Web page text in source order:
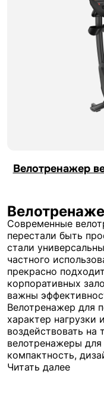
Велотренажер
Современные
перестали быть
стали
частного
прекрасно
корпоративных
важны
Велотренажер для
характер нагрузки
воздействовать
велотренажеры
компактность,
Купить
Читать далее